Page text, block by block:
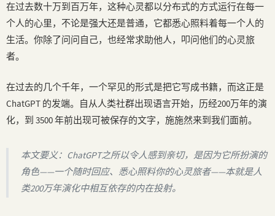
在过去数十万到百万年，这种心灵都以分布式的方式运行在每一
个人的心里，不论是强大还是普通，它都悉心照料着每一个人的
生活。你除了问问自己，也经常求助他人，叩问他们的心灵旅
者。
在过去的几个千年，一个罕见的形式是把它写成书籍，而这正是
ChatGPT 的发端。自从人类社群出现语言开始，历经200万年的演
化，到 3500 年前出现可被保存的文字，施施然来到我们面前。
本文要义：ChatGPT之所以令人感到亲切，是因为它所扮演的
角色——一个随时回应、悉心照料你的心灵旅者——本就是人
类200万年演化中相互依存的内在投射。